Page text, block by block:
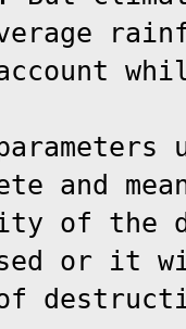
and
of the
or it